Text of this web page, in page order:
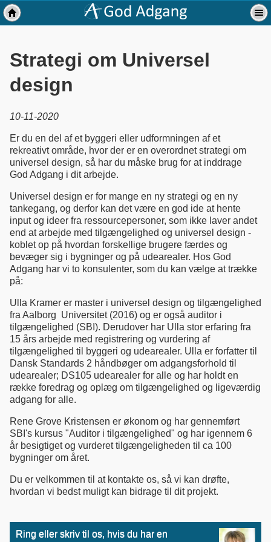
Strategi om Universel
design
10-11-2020
Er du en del af et byggeri eller udformningen af et
rekreativt område, hvor der er en overordnet strategi om
universel design, så har du måske brug for at inddrage
God Adgang i dit arbejde.
Universel design er for mange en ny strategi og en ny
tankegang, og derfor kan det være en god ide at hente
input og ideer fra ressourcepersoner, som ikke laver andet
end at arbejde med tilgængelighed og universel design -
koblet op på hvordan forskellige brugere færdes og
bevæger sig i bygninger og på udearealer. Hos God
Adgang har vi to konsulenter, som du kan vælge at trække
på:
Ulla Kramer er master i universel design og tilgængelighed
fra Aalborg Universitet (2016) og er også auditor i
tilgængelighed (SBI). Derudover har Ulla stor erfaring fra
15 års arbejde med registrering og vurdering af
tilgængelighed til byggeri og udearealer. Ulla er forfatter til
Dansk Standards 2 håndbøger om adgangsforhold til
udearealer; DS105 udearealer for alle og har holdt en
række foredrag og oplæg om tilgængelighed og ligeværdig
adgang for alle.
Rene Grove Kristensen er økonom og har gennemført
SBI's kursus "Auditor i tilgængelighed" og har igennem 6
år besigtiget og vurderet tilgængeligheden til ca 100
bygninger om året.
Du er velkommen til at kontakte os, så vi kan drøfte,
hvordan vi bedst muligt kan bidrage til dit projekt.
Ring eller skriv til os, hvis du har en